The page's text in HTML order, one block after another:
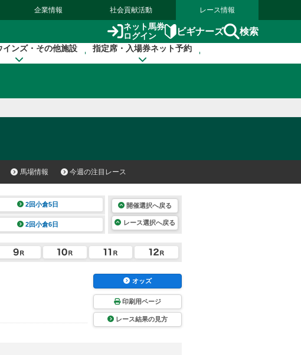
企業情報 社会貢献活動 レース情報
ネット馬券
ログイン
ビギナーズ 検索
インズ・その他施設 指定席・入場券ネット予約
馬場情報 今週の注目レース
2回小倉5日
2回小倉6日
開催選択へ戻る
レース選択へ戻る
オッズ
印刷用ページ
レース結果の見方